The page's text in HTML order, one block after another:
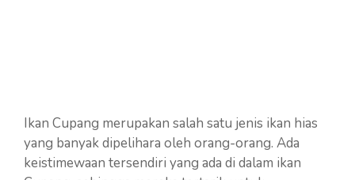
Ikan Cupang merupakan salah satu jenis ikan hias
yang banyak dipelihara oleh orang-orang. Ada
keistimewaan tersendiri yang ada di dalam ikan